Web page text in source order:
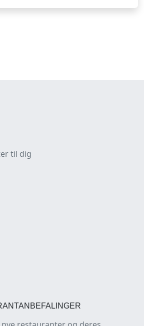
til dig